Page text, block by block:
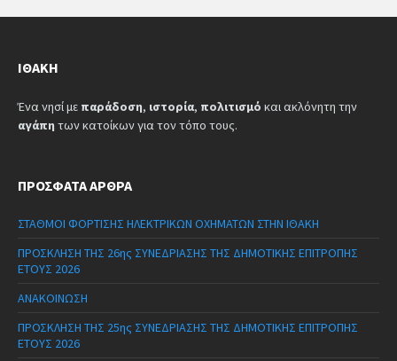
ΙΘΆΚΗ
Ένα νησί με παράδοση, ιστορία, πολιτισμό και ακλόνητη την
αγάπη των κατοίκων για τον τόπο τους.
ΠΡΌΣΦΑΤΑ ΆΡΘΡΑ
ΣΤΑΘΜΟΙ ΦΟΡΤΙΣΗΣ ΗΛΕΚΤΡΙΚΩΝ ΟΧΗΜΑΤΩΝ ΣΤΗΝ ΙΘΑΚΗ
ΠΡΟΣΚΛΗΣΗ ΤΗΣ 26ης ΣΥΝΕΔΡΙΑΣΗΣ ΤΗΣ ΔΗΜΟΤΙΚΗΣ ΕΠΙΤΡΟΠΗΣ
ΕΤΟΥΣ 2026
ΑΝΑΚΟΙΝΩΣΗ
ΠΡΟΣΚΛΗΣΗ ΤΗΣ 25ης ΣΥΝΕΔΡΙΑΣΗΣ ΤΗΣ ΔΗΜΟΤΙΚΗΣ ΕΠΙΤΡΟΠΗΣ
ΕΤΟΥΣ 2026